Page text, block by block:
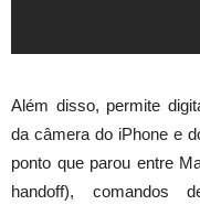
Além disso, permite
da câmera do iPhone e
ponto que parou entre
handoff),